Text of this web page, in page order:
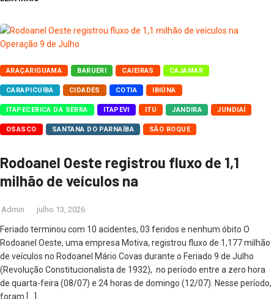
ARAÇARIGUAMA BARUERI CAIEIRAS CAJAMAR
CARAPICUÍBA CIDADES COTIA IBIÚNA
ITAPECERICA DA SERRA ITAPEVI ITU JANDIRA JUNDIAÍ
OSASCO SANTANA DO PARNAÍBA SÃO ROQUE
Rodoanel Oeste registrou fluxo de 1,1
milhão de veículos na
Admin julho 13, 2026
Feriado terminou com 10 acidentes, 03 feridos e nenhum óbito O
Rodoanel Oeste, uma empresa Motiva, registrou fluxo de 1,177 milhão
de veículos no Rodoanel Mário Covas durante o Feriado 9 de Julho
(Revolução Constitucionalista de 1932), no período entre a zero hora
de quarta-feira (08/07) e 24 horas de domingo (12/07). Nesse período,
foram […]